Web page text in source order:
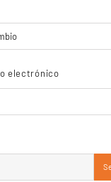
electrónico